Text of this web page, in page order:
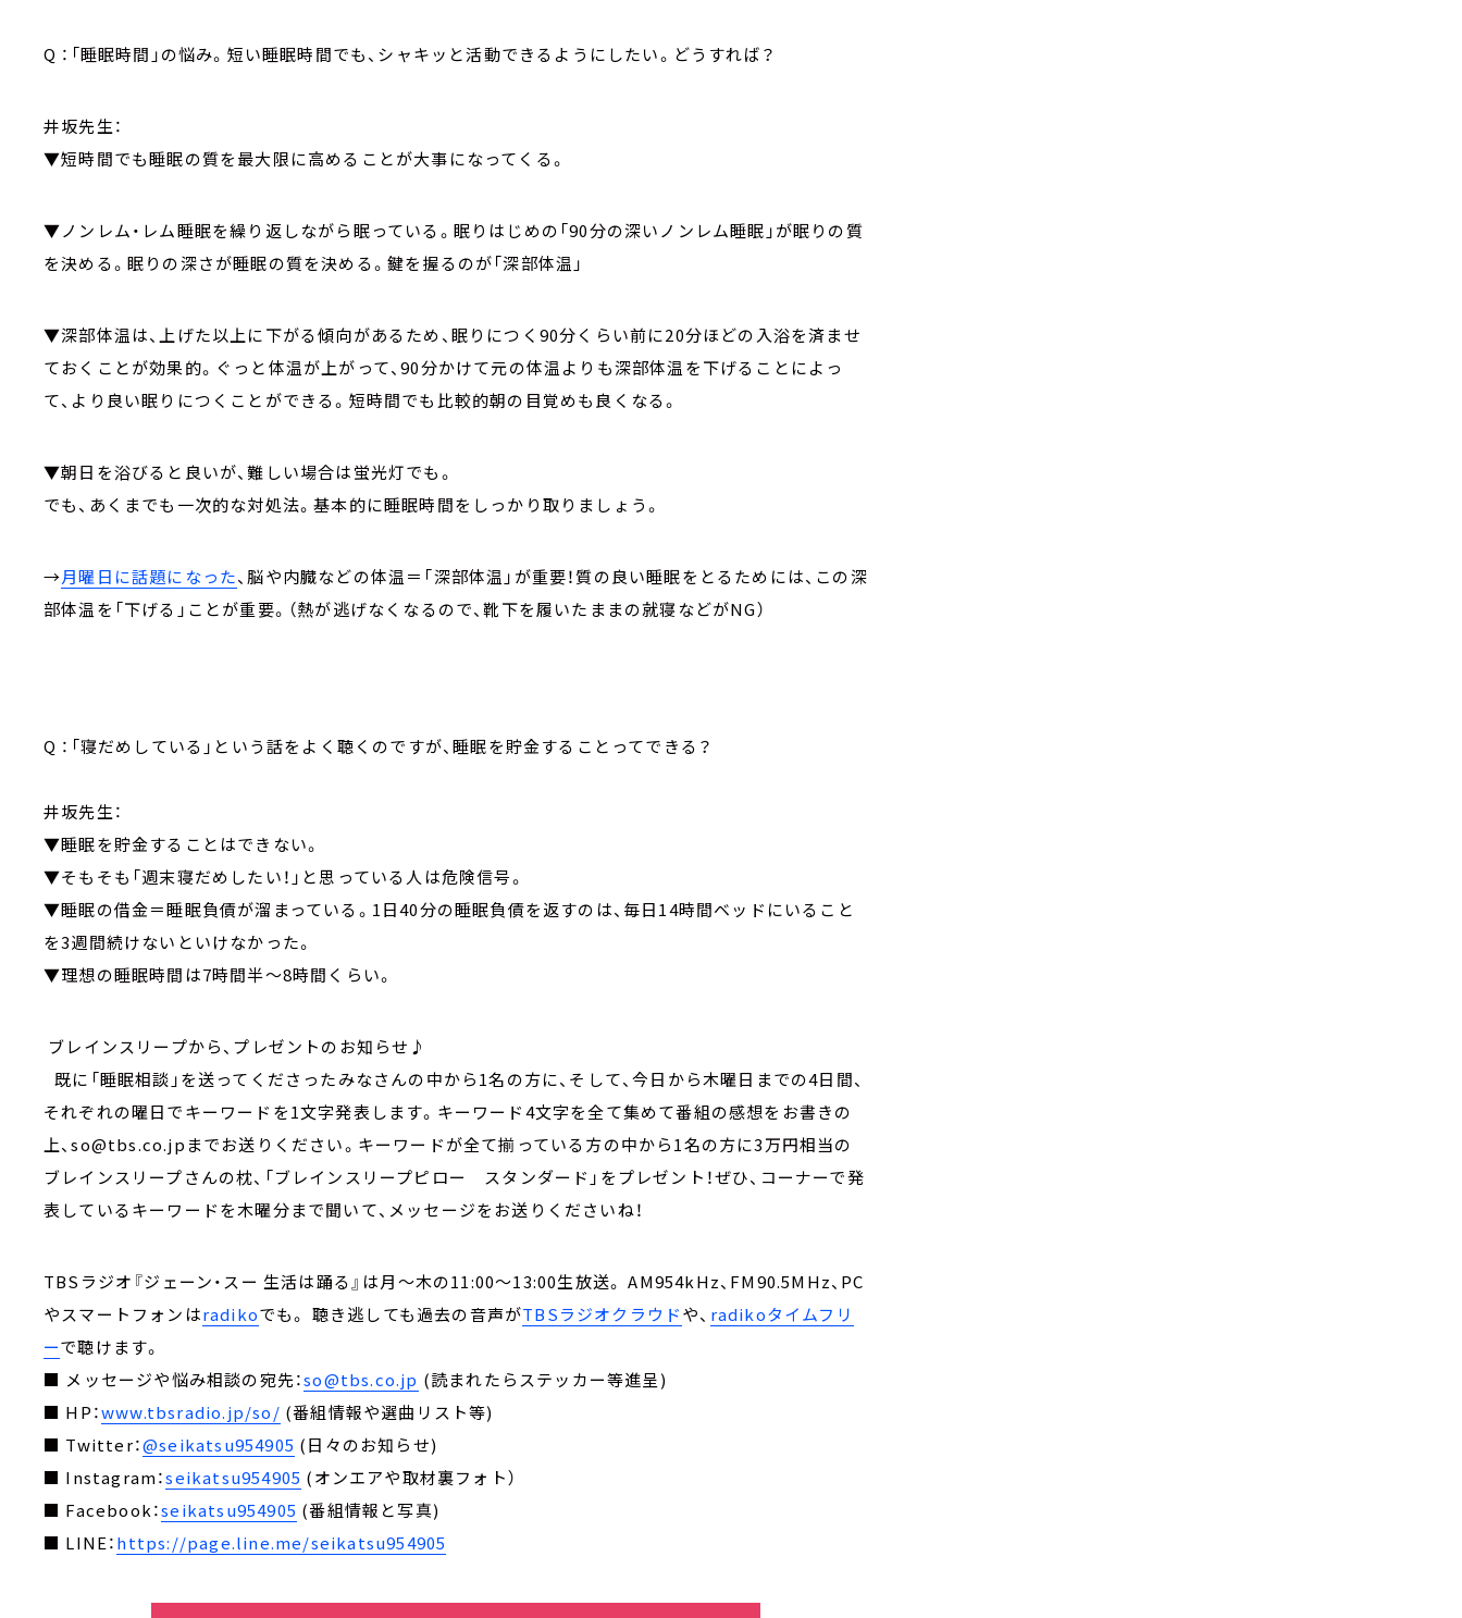
Q ：「睡眠時間」の悩み。短い睡眠時間でも、シャキッと活動できるようにしたい。どうすれば？
井坂先生：
▼短時間でも睡眠の質を最大限に高めることが大事になってくる。
▼ノンレム・レム睡眠を繰り返しながら眠っている。眠りはじめの「90分の深いノンレム睡眠」が眠りの質
を決める。眠りの深さが睡眠の質を決める。鍵を握るのが「深部体温」
▼深部体温は、上げた以上に下がる傾向があるため、眠りにつく90分くらい前に20分ほどの入浴を済ませ
ておくことが効果的。ぐっと体温が上がって、90分かけて元の体温よりも深部体温を下げることによっ
て、より良い眠りにつくことができる。短時間でも比較的朝の目覚めも良くなる。
▼朝日を浴びると良いが、難しい場合は蛍光灯でも。
でも、あくまでも一次的な対処法。基本的に睡眠時間をしっかり取りましょう。
→月曜日に話題になった、脳や内臓などの体温＝「深部体温」が重要！質の良い睡眠をとるためには、この深
部体温を「下げる」ことが重要。（熱が逃げなくなるので、靴下を履いたままの就寝などがNG）
Q ：「寝だめしている」という話をよく聴くのですが、睡眠を貯金することってできる？
井坂先生：
▼睡眠を貯金することはできない。
▼そもそも「週末寝だめしたい！」と思っている人は危険信号。
▼睡眠の借金＝睡眠負債が溜まっている。1日40分の睡眠負債を返すのは、毎日14時間ベッドにいること
を3週間続けないといけなかった。
▼理想の睡眠時間は7時間半～8時間くらい。
ブレインスリープから、プレゼントのお知らせ♪
既に「睡眠相談」を送ってくださったみなさんの中から1名の方に、そして、今日から木曜日までの4日間、
それぞれの曜日でキーワードを1文字発表します。キーワード4文字を全て集めて番組の感想をお書きの
上、so@tbs.co.jpまでお送りください。キーワードが全て揃っている方の中から1名の方に3万円相当の
ブレインスリープさんの枕、「ブレインスリープピロー スタンダード」をプレゼント！ぜひ、コーナーで発
表しているキーワードを木曜分まで聞いて、メッセージをお送りくださいね！
TBSラジオ『ジェーン・スー 生活は踊る』は月～木の11:00～13:00生放送。 AM954kHz、FM90.5MHz、PC
やスマートフォンはradikoでも。 聴き逃しても過去の音声がTBSラジオクラウドや、 radikoタイムフリ
ーで聴けます。
■ メッセージや悩み相談の宛先：so@tbs.co.jp (読まれたらステッカー等進呈)
■ HP：www.tbsradio.jp/so/ (番組情報や選曲リスト等)
■ Twitter：@seikatsu954905 (日々のお知らせ)
■ Instagram：seikatsu954905 (オンエアや取材裏フォト）
■ Facebook：seikatsu954905 (番組情報と写真)
■ LINE：https://page.line.me/seikatsu954905